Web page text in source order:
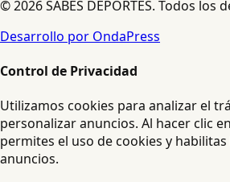
© 2026 SABES DEPORTES. Todos los
Desarrollo por OndaPress
Control de Privacidad
Utilizamos cookies para analizar el
personalizar anuncios. Al hacer clic
permites el uso de cookies y
anuncios.